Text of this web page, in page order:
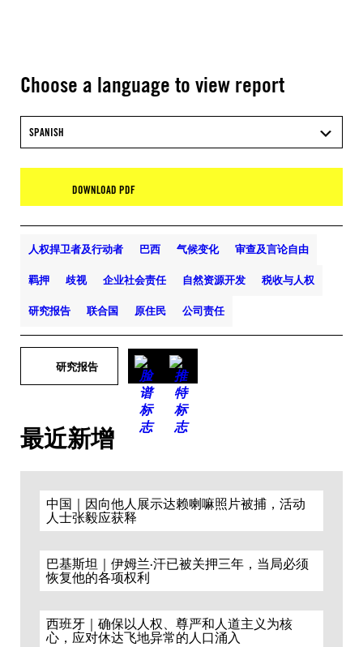
Choose a language to view report
SPANISH
DOWNLOAD PDF
人权捍卫者及行动者 巴西 气候变化 审查及言论自由
羁押 歧视 企业社会责任 自然资源开发 税收与人权
研究报告 联合国 原住民 公司责任
研究报告
最近新增
中国｜因向他人展示达赖喇嘛照片被捕，活动
人士张毅应获释
巴基斯坦｜伊姆兰·汗已被关押三年，当局必须
恢复他的各项权利
西班牙｜确保以人权、尊严和人道主义为核
心，应对休达飞地异常的人口涌入